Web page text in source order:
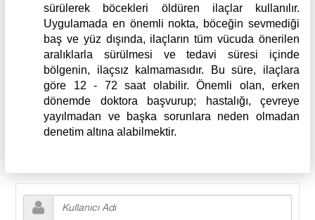
sürülerek böcekleri öldüren ilaçlar kullanılır.
Uygulamada en önemli nokta, böceğin sevmediği
baş ve yüz dışında, ilaçların tüm vücuda önerilen
aralıklarla sürülmesi ve tedavi süresi içinde
bölgenin, ilaçsız kalmamasıdır. Bu süre, ilaçlara
göre 12 - 72 saat olabilir. Önemli olan, erken
dönemde doktora başvurup; hastalığı, çevreye
yayılmadan ve başka sorunlara neden olmadan
denetim altına alabilmektir.